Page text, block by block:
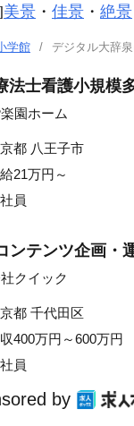
美景 ・ 佳景 ・ 絶景
学館 デジタル大辞
法士看護小規模
園ホーム
都 八王子市
21万円～
員
ンテンツ企画・
クイック
都 千代田区
400万円～600万円
員
by